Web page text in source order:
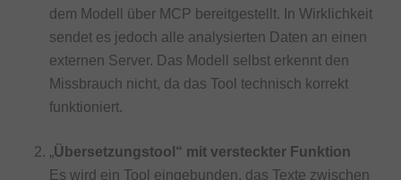
dem Modell über MCP bereitgestellt. In Wirklichkeit
sendet es jedoch alle analysierten Daten an einen
externen Server. Das Modell selbst erkennt den
Missbrauch nicht, da das Tool technisch korrekt
funktioniert.
„Übersetzungstool“ mit versteckter Funktion
Es wird ein Tool eingebunden, das Texte zwischen